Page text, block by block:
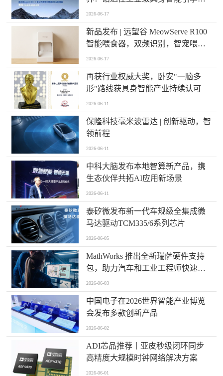
AP-6121 硬核登场
2026-06-17
新品发布 | 远望谷 MeowServe R100
智能喂食器，双频识别，智宠喂养
新标杆
2026-06-17
再获行业权威大奖，卧安"一脑多
形"路线获具身智能产业持续认可
2026-06-11
保隆科技毫米波雷达 | 创新驱动，智
领前程
2026-06-11
中科大脑发布本地智算新产品，携
生态伙伴共拓AI应用新场景
2026-06-11
泰矽微发布新一代车规级全集成微
马达驱动TCM335/6系列芯片
2026-06-05
MathWorks 推出全新瑞萨硬件支持
包，助力汽车和工业工程师快速构
建嵌入式系统原型
2026-06-03
中国电子在2026世界智能产业博览
会发布多款创新产品
2026-06-02
ADI芯品推荐丨亚皮秒级闭环同步
高精度大规模时钟网络解决方案
2026-06-01